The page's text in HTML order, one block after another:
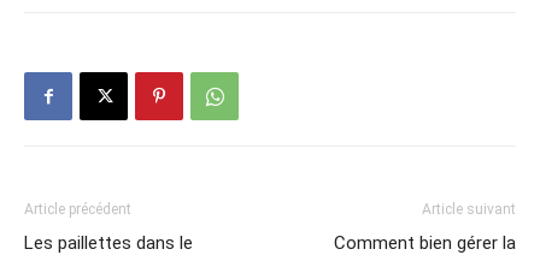
Article précédent
Les paillettes dans le
Article suivant
Comment bien gérer la